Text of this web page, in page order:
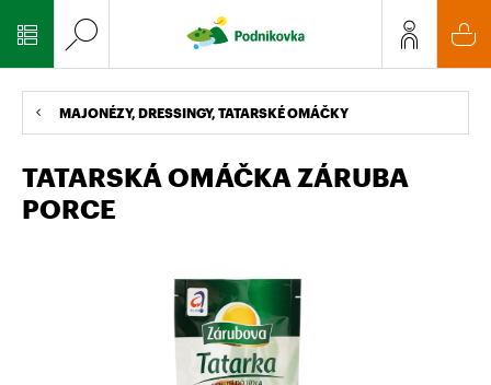
MAJONÉZY, DRESSINGY, TATARSKÉ OMÁČKY
TATARSKÁ OMÁČKA ZÁRUBA
PORCE